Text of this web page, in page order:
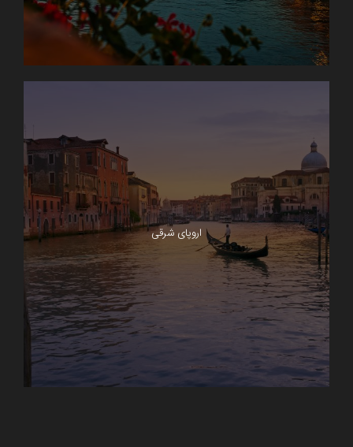
اروپای شرقی